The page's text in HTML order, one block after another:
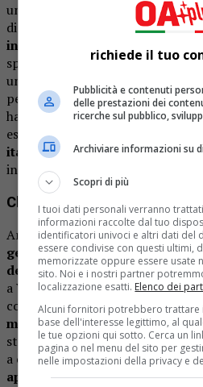
unanimemente i giudici. Il suo
di YilAnna
, ha raccontato una
in cui ritrovare il benessere
spiegato. “Voglio esprimere
un incontro tra culture diverse,
perfetto.” Un menù che non solo
ha anche
toccato il cuore,
essere“troppo cinese per
italiana per essere cinese,”e
in forza.
Chi è Anna Zhang?
Anna (Yi Lan) Zhang è nata a
genitori emigrati dalla Cina
del figlio unico. Dopo
a Venezia, è tornata nel
comunicazione della moda,
manager in boutique di lusso.
stata il suo vero amore,
a esplorare i sapori orientali,
approfonditodella tradizione
richiede il tuo
Pubblicità e contenuti
delle prestazioni dei
ricerche sul pubblico,
Archiviare informazioni su
Scopri di più
I tuoi dati personali verranno
informazioni raccolte dal tuo
identificatori univoci e altri dati del
essere condivise con questi ultimi,
memorizzate oppure essere usate
sito. Noi e i nostri partner
localizzazione esatti. Elenco dei
Alcuni fornitori potrebbero trattare
base dell'interesse legittimo, al
le tue opzioni qui sotto. Cerca un
pagina o nel menu del sito per
nelle impostazioni della privacy e